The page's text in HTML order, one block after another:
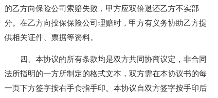
的乙方向保险公司索赔失败，甲方应双倍退还乙方不实部
分。在乙方向投保保险公司理赔时，甲方有义务协助乙方提
供相关证件、票据等资料。
四、本协议的所有条款均是双方共同协商议定，非合同
法所指明的一方所制定的格式文本，双方需在本协议书的每
一页下方签字按右手食指手印。本协议自双方签字按手印后